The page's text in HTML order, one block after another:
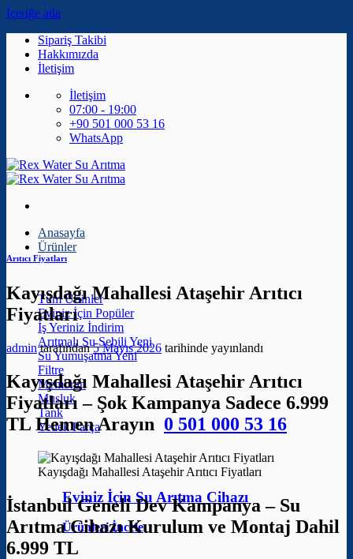
İçeriğe atla
Sipariş Takibi
Hakkımızda
İletişim
İletişim
07:00 - 19:00
+90 501 000 53 16
WhatsApp
Anasayfa
Ürünler
Tüm Ürünler
Eviniz İçin
İş Yeriniz
Arıtmalı Su Sebili
Su Yumuşatma
Filtre
Membran
Musluk
Tank
Yedek Parça
Eviniz İçin Su Arıtma Cihazı
Ürünleri İncele
Arıtıcı Fiyatları
Kayışdağı Mahallesi Ataşehir Arıtıcı
Fiyatları
admintarafından 5 Mayıs 2026 tarihinde yayınlandı
Kayışdağı Mahallesi Ataşehir Arıtıcı
Fiyatları – Şok Kampanya Sadece 6.999
TL Hemen Arayın 0 501 000 53 16
Kayışdağı Mahallesi Ataşehir Arıtıcı Fiyatları
İstanbul Geneli Dev Kampanya – Su
Arıtma Cihazı Kurulum ve Montaj Dahil
6.999 TL